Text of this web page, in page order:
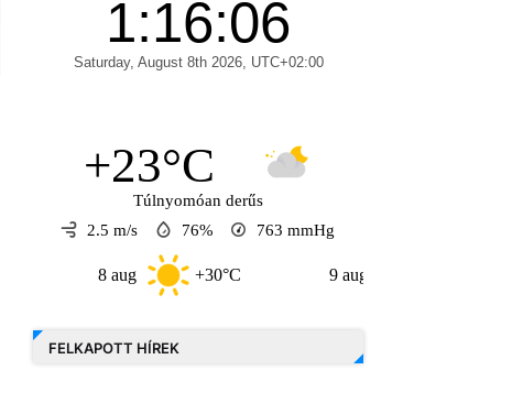
+23°C
Túlnyomóan derűs
2.5 m/s
76% 763 mmHg
+30°C +30°C
FELKAPOTT HÍREK